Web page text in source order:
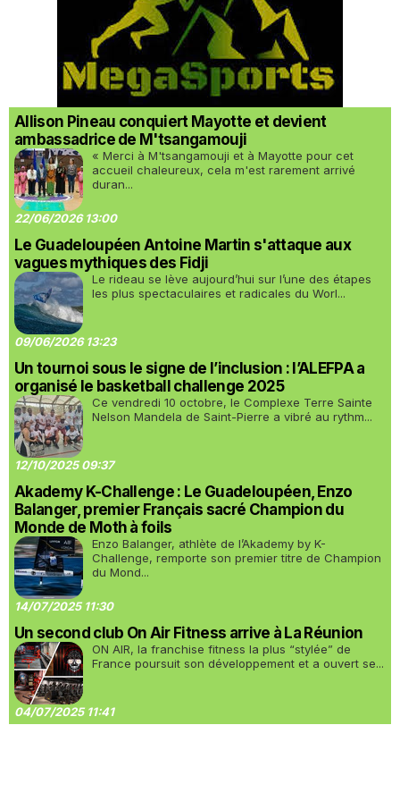
Allison Pineau conquiert Mayotte et devient
ambassadrice de M'tsangamouji
« Merci à M'tsangamouji et à Mayotte pour cet
accueil chaleureux, cela m'est rarement arrivé
duran...
22/06/2026 13:00
Le Guadeloupéen Antoine Martin s'attaque aux
vagues mythiques des Fidji
Le rideau se lève aujourd’hui sur l’une des étapes
les plus spectaculaires et radicales du Worl...
09/06/2026 13:23
Un tournoi sous le signe de l’inclusion : l’ALEFPA a
organisé le basketball challenge 2025
Ce vendredi 10 octobre, le Complexe Terre Sainte
Nelson Mandela de Saint-Pierre a vibré au rythm...
12/10/2025 09:37
Akademy K-Challenge : Le Guadeloupéen, Enzo
Balanger, premier Français sacré Champion du
Monde de Moth à foils
Enzo Balanger, athlète de l’Akademy by K-
Challenge, remporte son premier titre de Champion
du Mond...
14/07/2025 11:30
Un second club On Air Fitness arrive à La Réunion
ON AIR, la franchise fitness la plus “stylée” de
France poursuit son développement et a ouvert se...
04/07/2025 11:41